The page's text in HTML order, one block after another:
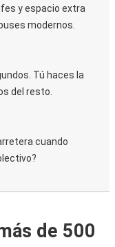
y espacio extra
modernos.
Tú haces la
del resto.
cuando
de 500